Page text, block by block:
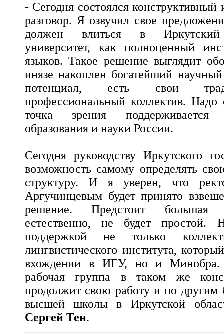
- Сегодня состоялся конструктивный
разговор. Я озвучил свое
должен влиться в Иркутский
университет, как полноценный
языков. Такое решение выглядит
инязе накоплен богатейший
потенциал, есть свои
профессиональный коллектив. Надо
точка зрения
образования и науки России.
Сегодня руководству Иркутского
возможность самому определять
структуру. И я уверен, что
Аргучинцевым будет принято
решение. Предстоит большая
естественно, не будет простой.
поддержкой не только
лингвистического института,
вхождении в ИГУ, но и Минобра.
рабочая группа в таком же
продолжит свою работу и по другим
высшей школы в Иркутской
Сергей Тен.